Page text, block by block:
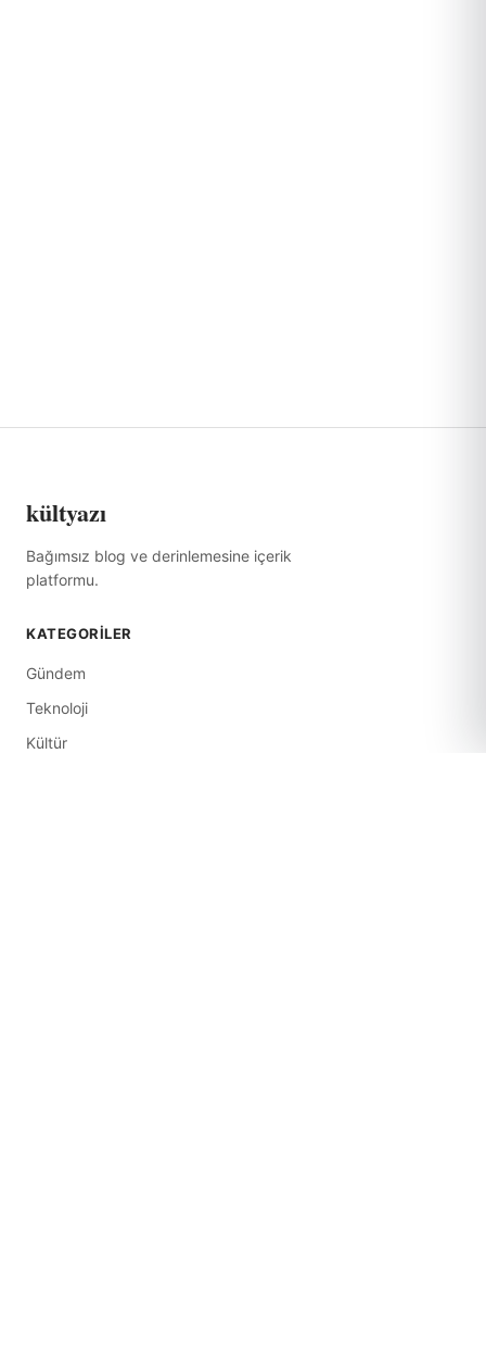
kültyazı
Bağımsız blog ve derinlemesine içerik
platformu.
KATEGORILER
Gündem
Teknoloji
Kültür